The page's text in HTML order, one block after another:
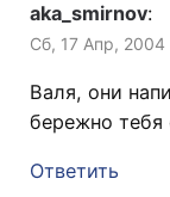
aka_smirnov:
Сб, 17 Апр,
Валя, они
бережно
Ответить